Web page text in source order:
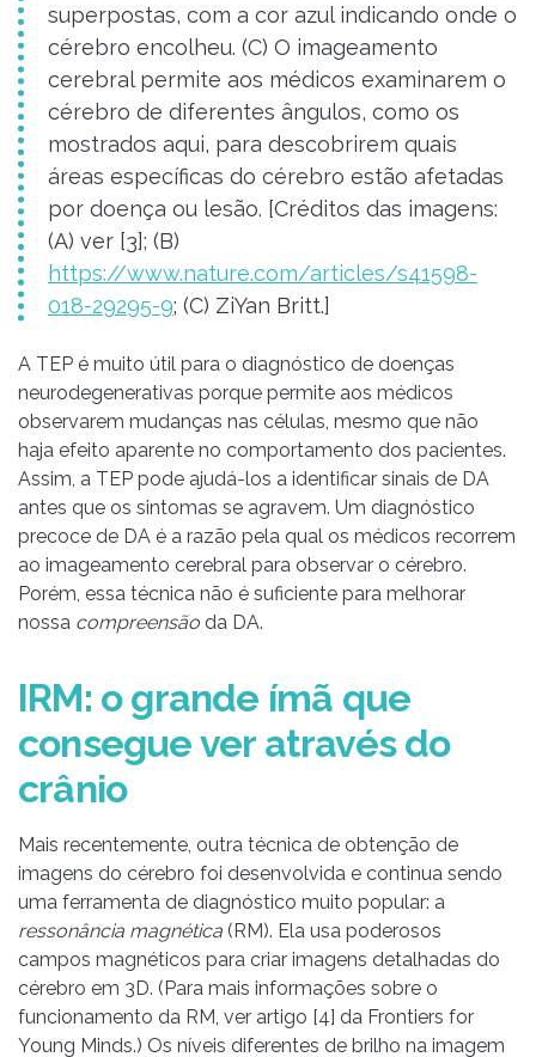
superpostas, com a cor azul indicando onde o
cérebro encolheu. (C) O imageamento
cerebral permite aos médicos examinarem o
cérebro de diferentes ângulos, como os
mostrados aqui, para descobrirem quais
áreas específicas do cérebro estão afetadas
por doença ou lesão. [Créditos das imagens:
(A) ver [3]; (B)
https://www.nature.com/articles/s41598-
018-29295-9; (C) ZiYan Britt.]
A TEP é muito útil para o diagnóstico de doenças
neurodegenerativas porque permite aos médicos
observarem mudanças nas células, mesmo que não
haja efeito aparente no comportamento dos pacientes.
Assim, a TEP pode ajudá-los a identificar sinais de DA
antes que os sintomas se agravem. Um diagnóstico
precoce de DA é a razão pela qual os médicos recorrem
ao imageamento cerebral para observar o cérebro.
Porém, essa técnica não é suficiente para melhorar
nossa compreensão da DA.
IRM: o grande ímã que
consegue ver através do
crânio
Mais recentemente, outra técnica de obtenção de
imagens do cérebro foi desenvolvida e continua sendo
uma ferramenta de diagnóstico muito popular: a
ressonância magnética (RM). Ela usa poderosos
campos magnéticos para criar imagens detalhadas do
cérebro em 3D. (Para mais informações sobre o
funcionamento da RM, ver artigo [4] da Frontiers for
Young Minds.) Os níveis diferentes de brilho na imagem